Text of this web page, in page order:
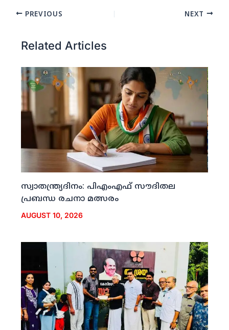
PREVIOUS NEXT
Related Articles
സ്വാതന്ത്ര്യദിനം: പിഎംഎഫ് സൗദിതല
പ്രബന്ധ രചനാ മത്സരം
AUGUST 10, 2026